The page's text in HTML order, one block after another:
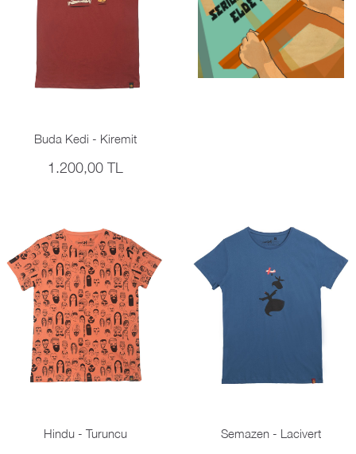
Buda Kedi - Kiremit
1.200,00 TL
Hindu - Turuncu Semazen - Lacivert